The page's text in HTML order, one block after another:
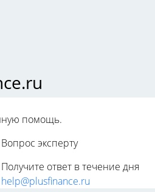
помощь.
Вопрос эксперту
Получите ответ в течение дня
help@plusfinance.ru